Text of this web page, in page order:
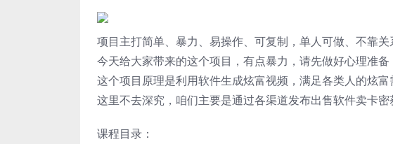
项目主打简单、暴力、易操作、可复制，单人可做、不靠
今天给大家带来的这个项目，有点暴力，请先做好心理准备
这个项目原理是利用软件生成炫富视频，满足各类人的炫
这里不去深究，咱们主要是通过各渠道发布出售软件卖卡
课程目录：